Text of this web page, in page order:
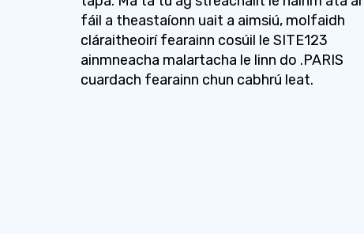
fáil a theastaíonn uait a aimsiú, molfaidh
cláraitheoirí fearainn cosúil le SITE123
ainmneacha malartacha le linn do .PARIS
cuardach fearainn chun cabhrú leat.